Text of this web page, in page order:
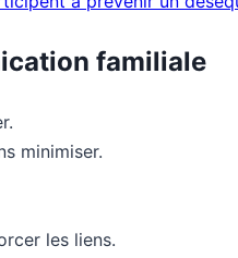
familiale
minimiser.
les liens.